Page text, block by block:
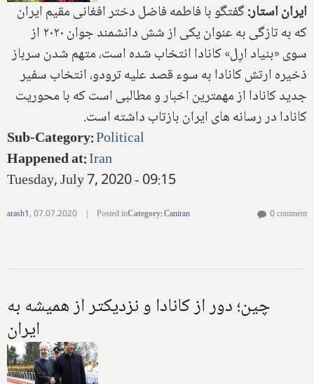
ایران استار:گفتگو با فاطمه فاضل دختر افغانی مقیم ایران
که به تازگی به عنوان یکی از شش دانشمند جوان ۲۰۲۰ از
سوی «بنیاد ارِل» کانادا انتخاب شده است، متهم شدن سرباز
ذخیره ارتش کانادا به سوء قصد علیه ترودو، انتخاب سفیر
جدید کانادا از مهمترین اخبار و مطالبی است که با محوریت
کانادا در رسانه های ایران بازتاب داشته است.
Sub-Category:Political
Happened at:Iran
Tuesday, July 7, 2020 - 09:15
arash1,07.07.2020 | Posted inCategory:Caniran 0 comment
چین؛ دور از کانادا و نزدیکتر از همیشه به
ایران